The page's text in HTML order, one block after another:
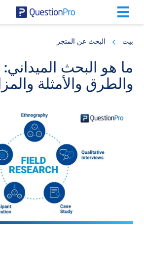
content
sidebar
بيت البحث عن المتجر
ما هو البحث
والطرق والأمثلة